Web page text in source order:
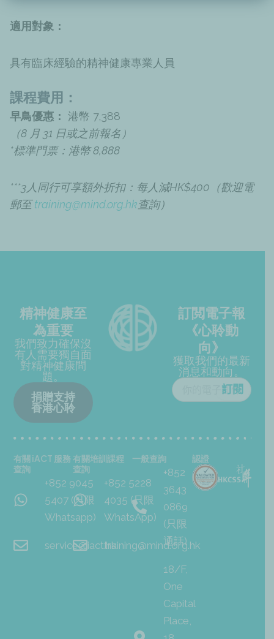
適用對象：
具有臨床經驗的精神健康專業人員
課程費用：
早鳥優惠： 港幣 7,388
（8 月 31 日或之前報名）
*標準門票：港幣 8,888
***3人同行可享額外折扣：每人減HK$400（歡迎電
郵至training@mind.org.hk查詢）
精神健康至
為重要
我們致力確保沒
有人需要獨自面
對精神健康問
題。
捐贈支持
香港心聆
訂閲電子報
《心聆動
向》
獲取我們的最新
消息和動向。
有關 iACT 服務
查詢
+852 9045
5407 (只限
Whatsapp)
service@iact.hk
有關培訓課程
查詢
+852 5228
4035 (只限
WhatsApp)
training@mind.org.hk
一般查詢
+852
3643
0869
(只限
通話)
18/F,
One
Capital
Place,
認證